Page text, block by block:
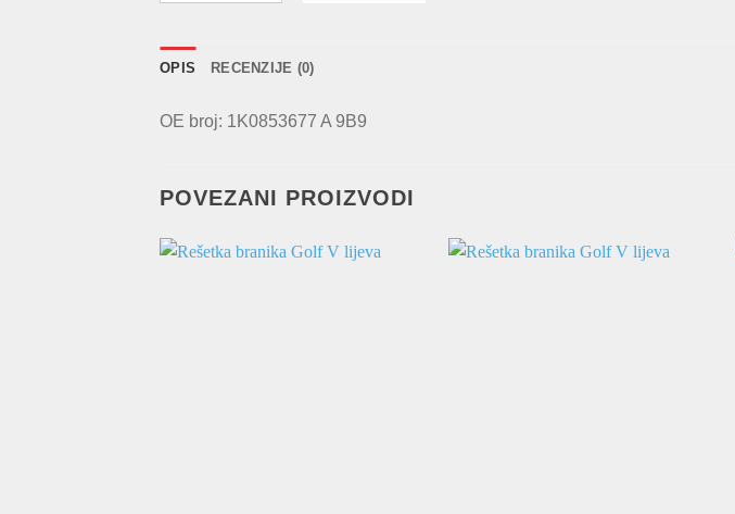
OPIS RECENZIJE (0)
OE broj: 1K0853677 A 9B9
POVEZANI PROIZVODI